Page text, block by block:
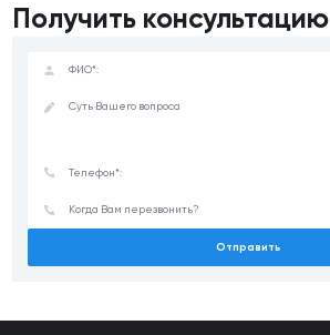
Получить консультацию
Отправить